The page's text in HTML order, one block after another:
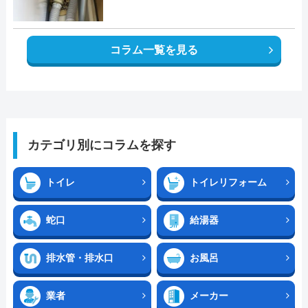
コラム一覧を見る
カテゴリ別にコラムを探す
トイレ トイレリフォーム
蛇口 給湯器
排水管・排水口 お風呂
業者 メーカー